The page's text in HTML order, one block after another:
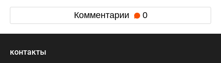
Комментарии 0
контакты